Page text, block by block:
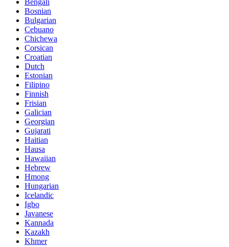
Bengali
Bosnian
Bulgarian
Cebuano
Chichewa
Corsican
Croatian
Dutch
Estonian
Filipino
Finnish
Frisian
Galician
Georgian
Gujarati
Haitian
Hausa
Hawaiian
Hebrew
Hmong
Hungarian
Icelandic
Igbo
Javanese
Kannada
Kazakh
Khmer